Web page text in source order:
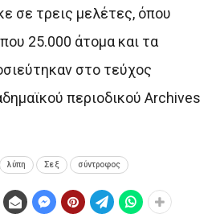
σε τρεις μελέτες, όπου
25.000 άτομα και τα
στο τεύχος
περιοδικού Archives
λύπη Σεξ σύντροφος